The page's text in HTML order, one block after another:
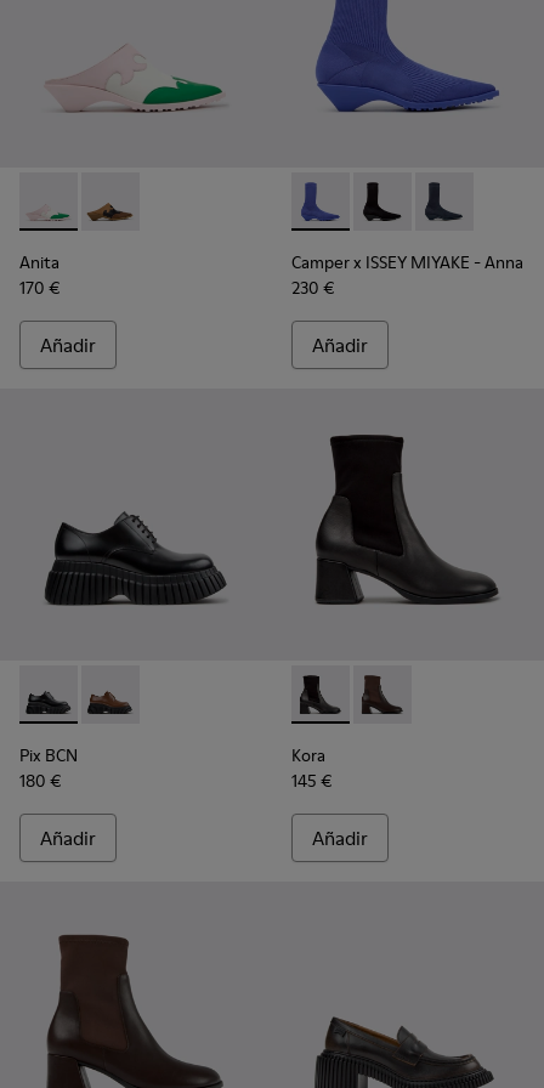
Anita - K201957-002 - Zapatos semiabiertos de piel
Anita - K201957-001 - Zapatos semiabiertos de piel
Anita
170 €
Añadir
Camper x ISSEY MIYAKE -
Camper x ISSEY
Camper x
Camper x ISSEY MIYAKE - Anna
230 €
Añadir
Pix BCN - K201949-001 - Zapatos de piel negros para mujer.
Pix BCN - K201949-002
Pix BCN
180 €
Añadir
Kora - K400836-001 -
Kora - K400836-
Kora
145 €
Añadir